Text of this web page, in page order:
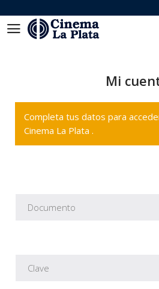
Mi
Completa tus datos para
Cinema La Plata .